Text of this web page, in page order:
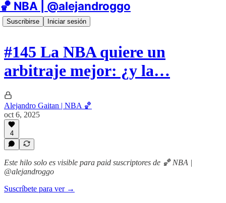
🏀 NBA | @alejandroggo
Suscribirse Iniciar sesión
#145 La NBA quiere un
arbitraje mejor: ¿y la…
Alejandro Gaitan | NBA 🏀
oct 6, 2025
4
Este hilo solo es visible para paid suscriptores de 🏀 NBA |
@alejandroggo
Suscríbete para ver →